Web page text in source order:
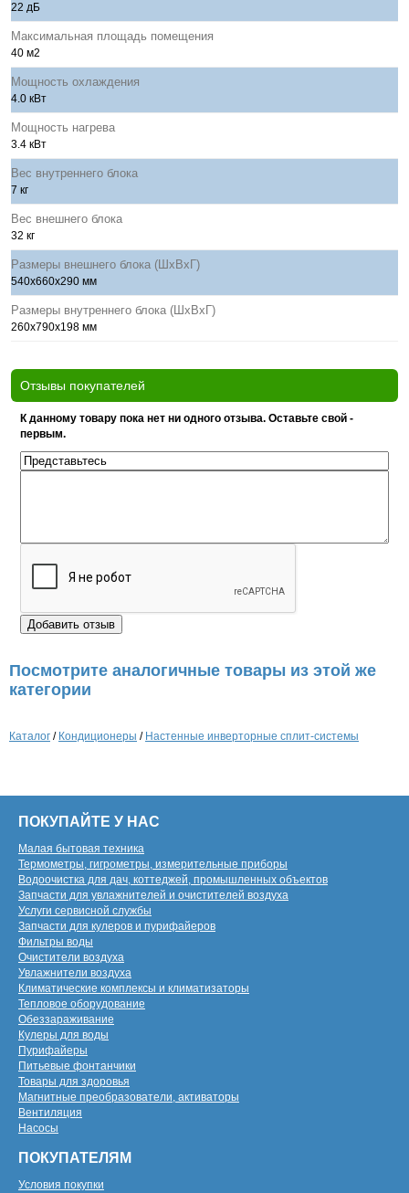
22 дБ
Максимальная площадь помещения
40 м2
Мощность охлаждения
4.0 кВт
Мощность нагрева
3.4 кВт
Вес внутреннего блока
7 кг
Вес внешнего блока
32 кг
Размеры внешнего блока (ШхВхГ)
540х660х290 мм
Размеры внутреннего блока (ШхВхГ)
260х790х198 мм
Отзывы покупателей
К данному товару пока нет ни одного отзыва. Оставьте свой -
первым.
Посмотрите аналогичные товары из этой же
категории
Каталог / Кондиционеры / Настенные инверторные сплит-системы
ПОКУПАЙТЕ У НАС
Малая бытовая техника
Термометры, гигрометры, измерительные приборы
Водоочистка для дач, коттеджей, промышленных объектов
Запчасти для увлажнителей и очистителей воздуха
Услуги сервисной службы
Запчасти для кулеров и пурифайеров
Фильтры воды
Очистители воздуха
Увлажнители воздуха
Климатические комплексы и климатизаторы
Тепловое оборудование
Обеззараживание
Кулеры для воды
Пурифайеры
Питьевые фонтанчики
Товары для здоровья
Магнитные преобразователи, активаторы
Вентиляция
Насосы
ПОКУПАТЕЛЯМ
Условия покупки